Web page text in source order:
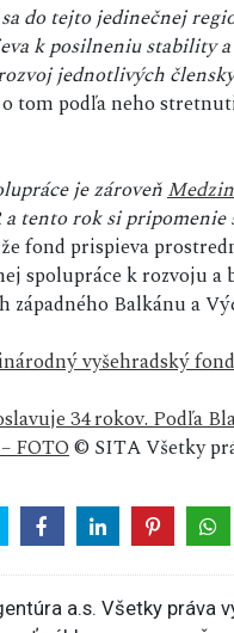
do tejto jedinečnej
k posilneniu stability
jednotlivých
tom podľa neho
je zároveň
tento rok si pripomenie
fond prispieva
spolupráce k rozvoju
Balkánu a
vyšehradský fond
34 rokov. Podľa
FOTO© SITA Všetky
a.s. Všetky práva